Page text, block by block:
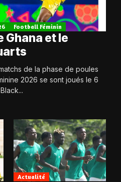
Football Féminin
Ghana et le
de la phase de poules
2026 se sont joués le 6
Actualité